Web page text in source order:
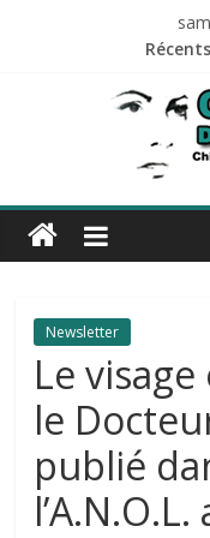
Esthetique-
alger.com
Newsletter
Le
le
publié